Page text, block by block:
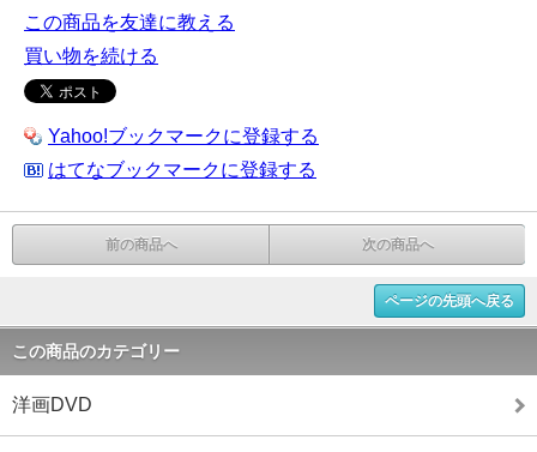
この商品を友達に教える
買い物を続ける
Yahoo!ブックマークに登録する
はてなブックマークに登録する
前の商品へ 次の商品へ
ページの先頭へ戻る
この商品のカテゴリー
洋画DVD